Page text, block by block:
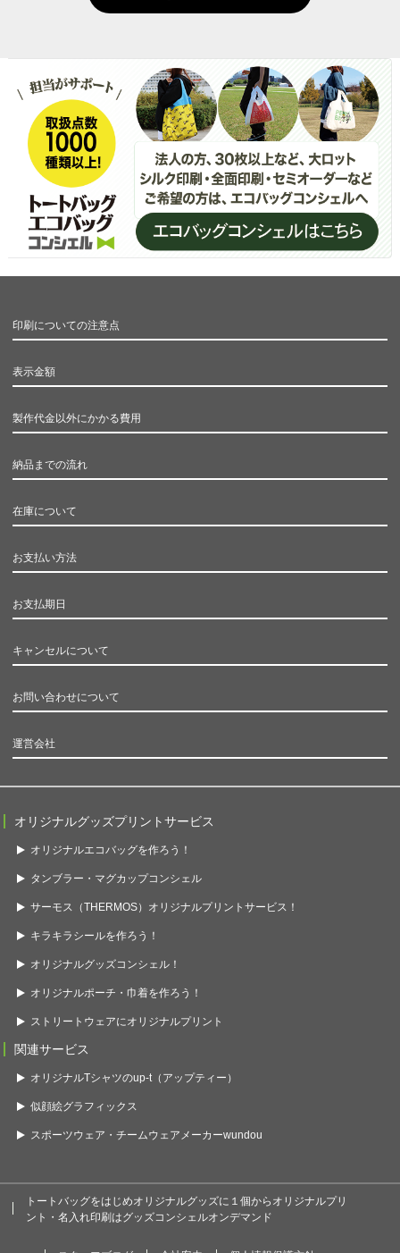
印刷についての注意点
表示金額
製作代金以外にかかる費用
納品までの流れ
在庫について
お支払い方法
お支払期日
キャンセルについて
お問い合わせについて
運営会社
オリジナルグッズプリントサービス
オリジナルエコバッグを作ろう！
タンブラー・マグカップコンシェル
サーモス（THERMOS）オリジナルプリントサービス！
キラキラシールを作ろう！
オリジナルグッズコンシェル！
オリジナルポーチ・巾着を作ろう！
ストリートウェアにオリジナルプリント
関連サービス
オリジナルTシャツのup-t（アップティー）
似顔絵グラフィックス
スポーツウェア・チームウェアメーカーwundou
トートバッグをはじめオリジナルグッズに１個からオリジナルプリ
ント・名入れ印刷はグッズコンシェルオンデマンド